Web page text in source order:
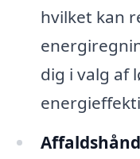
hvilket kan
dig i valg af